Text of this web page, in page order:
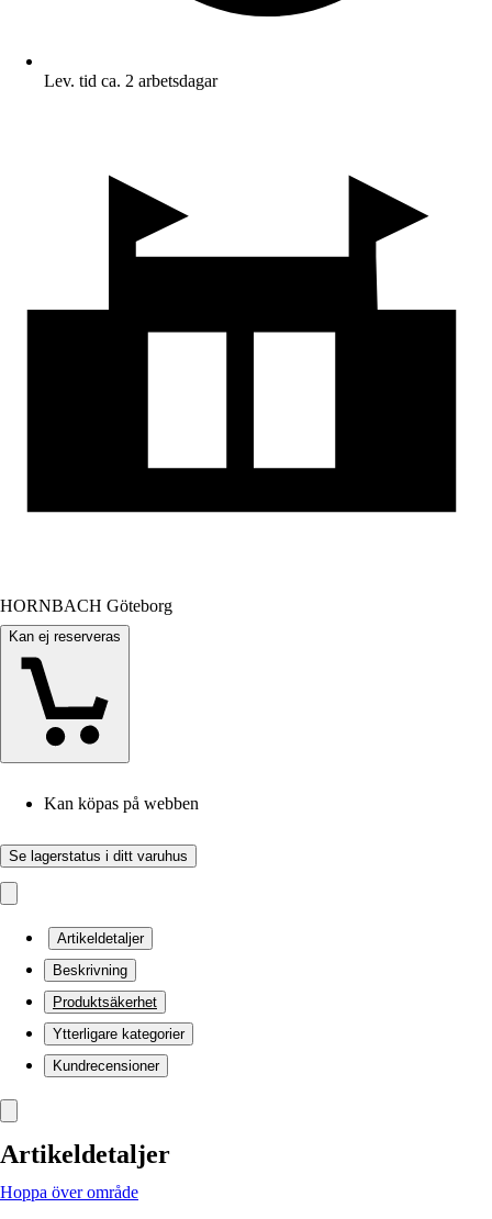
Lev. tid ca. 2 arbetsdagar
HORNBACH Göteborg
Kan ej reserveras
Kan köpas på webben
Se lagerstatus i ditt varuhus
Artikeldetaljer
Beskrivning
Produktsäkerhet
Ytterligare kategorier
Kundrecensioner
Artikeldetaljer
Hoppa över område